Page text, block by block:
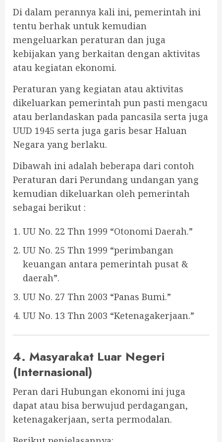
Di dalam perannya kali ini, pemerintah ini
tentu berhak untuk kemudian
mengeluarkan peraturan dan juga
kebijakan yang berkaitan dengan aktivitas
atau kegiatan ekonomi.
Peraturan yang kegiatan atau aktivitas
dikeluarkan pemerintah pun pasti mengacu
atau berlandaskan pada pancasila serta juga
UUD 1945 serta juga garis besar Haluan
Negara yang berlaku.
Dibawah ini adalah beberapa dari contoh
Peraturan dari Perundang undangan yang
kemudian dikeluarkan oleh pemerintah
sebagai berikut :
UU No. 22 Thn 1999 “Otonomi Daerah.”
UU No. 25 Thn 1999 “perimbangan
keuangan antara pemerintah pusat &
daerah”.
UU No. 27 Thn 2003 “Panas Bumi.”
UU No. 13 Thn 2003 “Ketenagakerjaan.”
4. Masyarakat Luar Negeri
(Internasional)
Peran dari Hubungan ekonomi ini juga
dapat atau bisa berwujud perdagangan,
ketenagakerjaan, serta permodalan.